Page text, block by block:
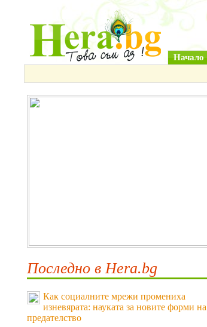
Начало
Последно в Hera.bg
Как социалните мрежи промениха
изневярата: науката за новите форми на
предателство